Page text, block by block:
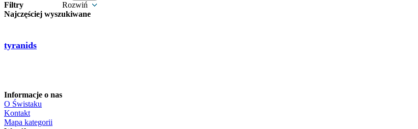
Filtry
Rozwiń
Najczęściej wyszukiwane
tyranids
Informacje o nas
O Świstaku
Kontakt
Mapa kategorii